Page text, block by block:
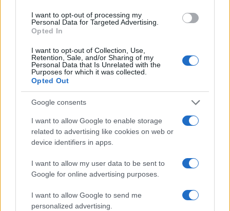
I want to opt-out of processing my
Personal Data for Targeted Advertising.
Opted In
I want to opt-out of Collection, Use,
Retention, Sale, and/or Sharing of my
Personal Data that Is Unrelated with the
Purposes for which it was collected.
Opted Out
Google consents
I want to allow Google to enable storage
related to advertising like cookies on web or
device identifiers in apps.
I want to allow my user data to be sent to
Google for online advertising purposes.
I want to allow Google to send me
personalized advertising.
bitcoin
Cristian Castiglioni · 8 Ago 2026
PEOPLE NEWS